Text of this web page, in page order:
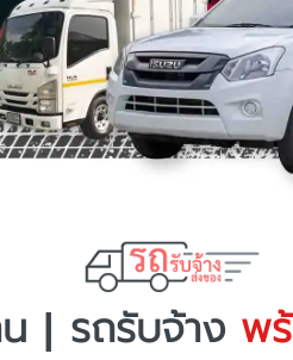
| รถรับจ้างพร้